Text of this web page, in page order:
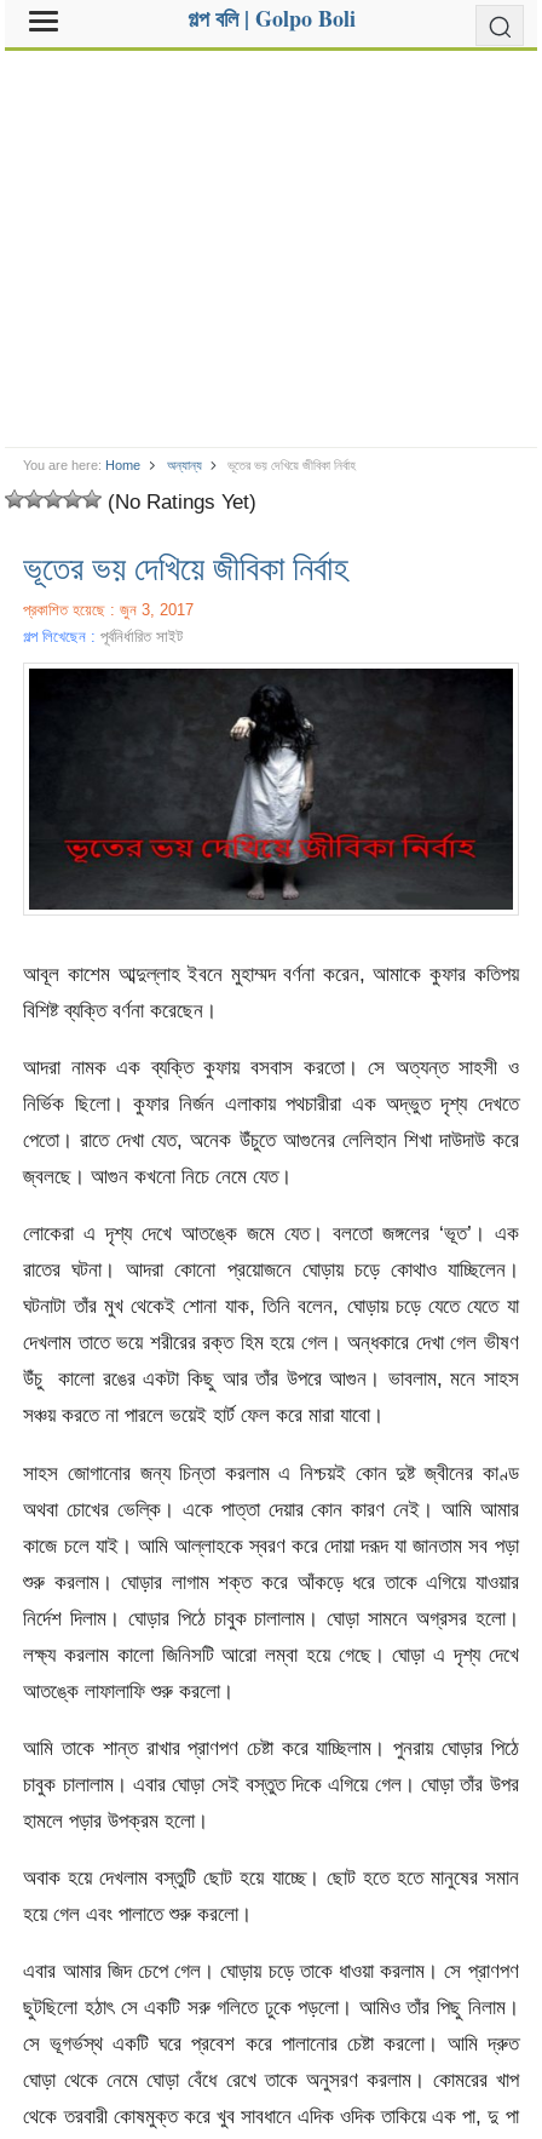
গল্প বলি | Golpo Boli
You are here: Home অন্যান্য ভূতের ভয় দেখিয়ে জীবিকা নির্বাহ
(No Ratings Yet)
ভূতের ভয় দেখিয়ে জীবিকা নির্বাহ
প্রকাশিত হয়েছে : জুন 3, 2017
গল্প লিখেছেন :পূর্বনির্ধারিত সাইট
আবূল কাশেম আব্দুল্লাহ ইবনে মুহাম্মদ বর্ণনা করেন, আমাকে কুফার কতিপয়
বিশিষ্ট ব্যক্তি বর্ণনা করেছেন।
আদরা নামক এক ব্যক্তি কুফায় বসবাস করতো। সে অত্যন্ত সাহসী ও
নির্ভিক ছিলো। কুফার নির্জন এলাকায় পথচারীরা এক অদ্ভুত দৃশ্য দেখতে
পেতো। রাতে দেখা যেত, অনেক উঁচুতে আগুনের লেলিহান শিখা দাউদাউ করে
জ্বলছে। আগুন কখনো নিচে নেমে যেত।
লোকেরা এ দৃশ্য দেখে আতঙ্কে জমে যেত। বলতো জঙ্গলের ‘ভূত’। এক
রাতের ঘটনা। আদরা কোনো প্রয়োজনে ঘোড়ায় চড়ে কোথাও যাচ্ছিলেন।
ঘটনাটা তাঁর মুখ থেকেই শোনা যাক, তিনি বলেন, ঘোড়ায় চড়ে যেতে যেতে যা
দেখলাম তাতে ভয়ে শরীরের রক্ত হিম হয়ে গেল। অন্ধকারে দেখা গেল ভীষণ
উঁচু কালো রঙের একটা কিছু আর তাঁর উপরে আগুন। ভাবলাম, মনে সাহস
সঞ্চয় করতে না পারলে ভয়েই হার্ট ফেল করে মারা যাবো।
সাহস জোগানোর জন্য চিন্তা করলাম এ নিশ্চয়ই কোন দুষ্ট জ্বীনের কাণ্ড
অথবা চোখের ভেল্কি। একে পাত্তা দেয়ার কোন কারণ নেই। আমি আমার
কাজে চলে যাই। আমি আল্লাহকে স্বরণ করে দোয়া দরূদ যা জানতাম সব পড়া
শুরু করলাম। ঘোড়ার লাগাম শক্ত করে আঁকড়ে ধরে তাকে এগিয়ে যাওয়ার
নির্দেশ দিলাম। ঘোড়ার পিঠে চাবুক চালালাম। ঘোড়া সামনে অগ্রসর হলো।
লক্ষ্য করলাম কালো জিনিসটি আরো লম্বা হয়ে গেছে। ঘোড়া এ দৃশ্য দেখে
আতঙ্কে লাফালাফি শুরু করলো।
আমি তাকে শান্ত রাখার প্রাণপণ চেষ্টা করে যাচ্ছিলাম। পুনরায় ঘোড়ার পিঠে
চাবুক চালালাম। এবার ঘোড়া সেই বস্তুত দিকে এগিয়ে গেল। ঘোড়া তাঁর উপর
হামলে পড়ার উপক্রম হলো।
অবাক হয়ে দেখলাম বস্তুটি ছোট হয়ে যাচ্ছে। ছোট হতে হতে মানুষের সমান
হয়ে গেল এবং পালাতে শুরু করলো।
এবার আমার জিদ চেপে গেল। ঘোড়ায় চড়ে তাকে ধাওয়া করলাম। সে প্রাণপণ
ছুটছিলো হঠাৎ সে একটি সরু গলিতে ঢুকে পড়লো। আমিও তাঁর পিছু নিলাম।
সে ভূগর্ভস্থ একটি ঘরে প্রবেশ করে পালানোর চেষ্টা করলো। আমি দ্রুত
ঘোড়া থেকে নেমে ঘোড়া বেঁধে রেখে তাকে অনুসরণ করলাম। কোমরের খাপ
থেকে তরবারী কোষমুক্ত করে খুব সাবধানে এদিক ওদিক তাকিয়ে এক পা, দু পা